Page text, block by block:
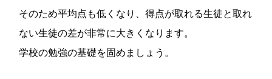
そのため平均点も低くなり、得点が取れる生徒と取れ
ない生徒の差が非常に大きくなります。
学校の勉強の基礎を固めましょう。